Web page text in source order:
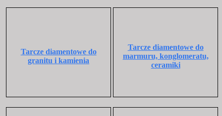
Tarcze diamentowe do
granitu i kamienia
Tarcze diamentowe do
marmuru, konglomeratu,
ceramiki